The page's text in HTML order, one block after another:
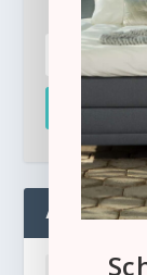
ADMIN